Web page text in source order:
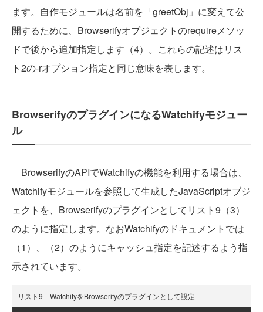
ます。自作モジュールは名前を「greetObj」に変えて公
開するために、Browserifyオブジェクトのrequireメソッ
ドで後から追加指定します（4）。これらの記述はリス
ト2の-rオプション指定と同じ意味を表します。
BrowserifyのプラグインになるWatchifyモジュー
ル
BrowserifyのAPIでWatchifyの機能を利用する場合は、
Watchifyモジュールを参照して生成したJavaScriptオブジ
ェクトを、Browserifyのプラグインとしてリスト9（3）
のように指定します。なおWatchifyのドキュメントでは
（1）、（2）のようにキャッシュ指定を記述するよう指
示されています。
リスト9 WatchifyをBrowserifyのプラグインとして設定